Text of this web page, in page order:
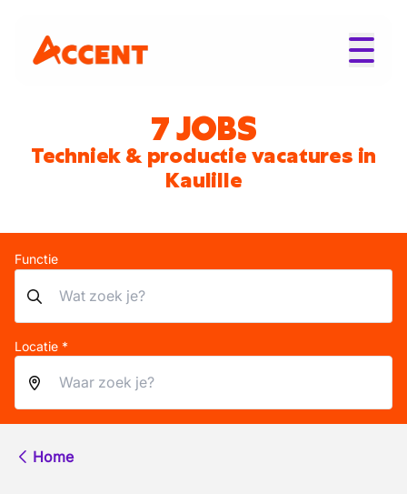
7 JOBS
Techniek & productie vacatures in
Kaulille
Functie
Locatie *
Home